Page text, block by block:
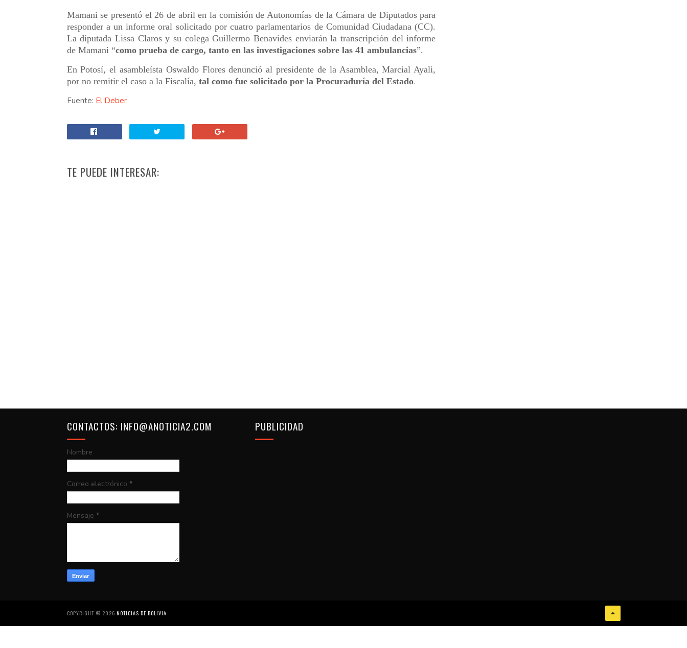
Mamani se presentó el 26 de abril en la comisión de Autonomías de la Cámara de Diputados para
responder a un informe oral solicitado por cuatro parlamentarios de Comunidad Ciudadana (CC).
La diputada Lissa Claros y su colega Guillermo Benavides enviarán la transcripción del informe
de Mamani “como prueba de cargo, tanto en las investigaciones sobre las 41 ambulancias”.
En Potosí, el asambleísta Oswaldo Flores denunció al presidente de la Asamblea, Marcial Ayali,
por no remitir el caso a la Fiscalía, tal como fue solicitado por la Procuraduría del Estado.
Fuente: El Deber
TE PUEDE INTERESAR:
CONTACTOS: INFO@ANOTICIA2.COM
Nombre
Correo electrónico *
Mensaje *
PUBLICIDAD
COPYRIGHT © 2026 NOTICIAS DE BOLIVIA